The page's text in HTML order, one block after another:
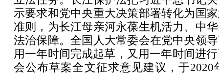
示要求和党中央重大决策部署转化为国
准则，为长江母亲河永葆生机活力、中
法治保障。全国人大常委会在党中央领
用一年时间完成起草，又用一年时间进
会公布草案全文征求意见建议，于2020